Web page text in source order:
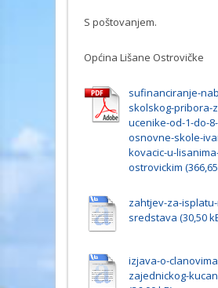
S poštovanjem.
Općina Lišane Ostrovičke
sufinanciranje-
skolskog-pribora-
ucenike-od-1-do-
osnovne-skole-
kovacic-u-
ostrovickim
zahtjev-za-
sredstava
izjava-o-
zajednickog-